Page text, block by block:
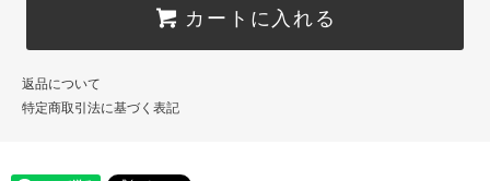
カートに入れる
返品について
特定商取引法に基づく表記